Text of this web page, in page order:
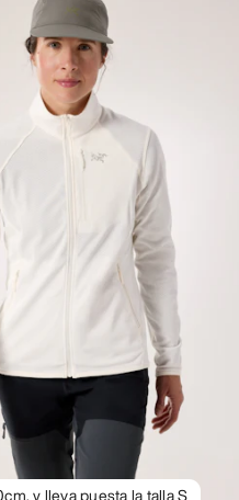
y lleva puesta la talla S